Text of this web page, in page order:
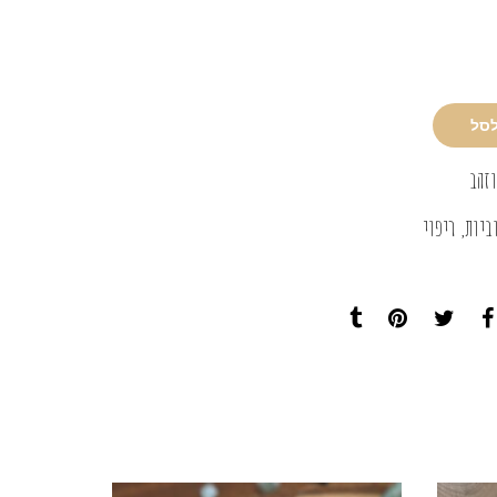
ריפוי